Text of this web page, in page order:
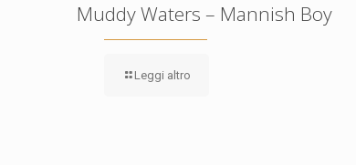
Muddy Waters – Mannish Boy
Leggi altro